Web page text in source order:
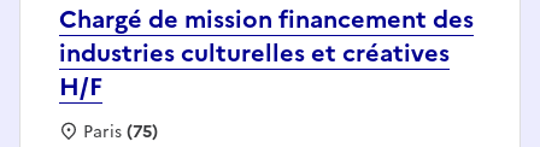
Chargé de mission financement des
industries culturelles et créatives
H/F
Localisation :
Paris(75)